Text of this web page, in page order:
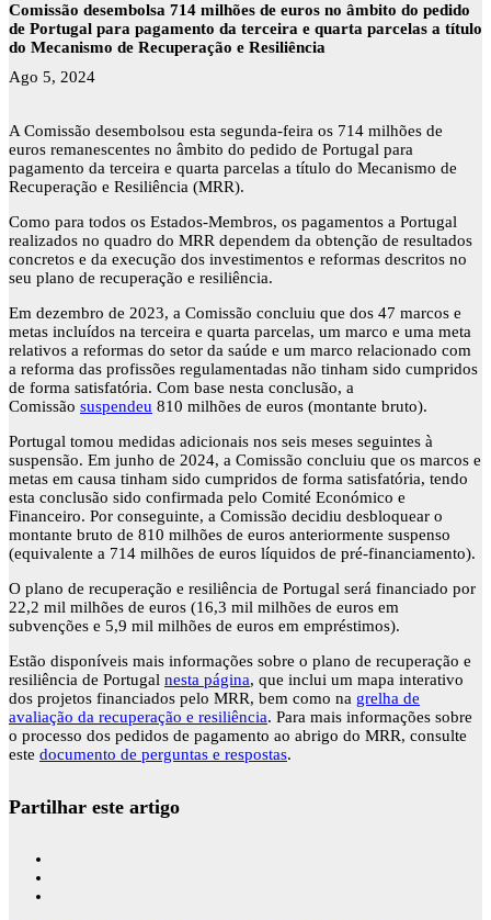
Comissão desembolsa 714 milhões de euros no âmbito do pedido
de Portugal para pagamento da terceira e quarta parcelas a título
do Mecanismo de Recuperação e Resiliência
Ago 5, 2024
A Comissão desembolsou esta segunda-feira os 714 milhões de
euros remanescentes no âmbito do pedido de Portugal para
pagamento da terceira e quarta parcelas a título do Mecanismo de
Recuperação e Resiliência (MRR).
Como para todos os Estados-Membros, os pagamentos a Portugal
realizados no quadro do MRR dependem da obtenção de resultados
concretos e da execução dos investimentos e reformas descritos no
seu plano de recuperação e resiliência.
Em dezembro de 2023, a Comissão concluiu que dos 47 marcos e
metas incluídos na terceira e quarta parcelas, um marco e uma meta
relativos a reformas do setor da saúde e um marco relacionado com
a reforma das profissões regulamentadas não tinham sido cumpridos
de forma satisfatória. Com base nesta conclusão, a
Comissão suspendeu 810 milhões de euros (montante bruto).
Portugal tomou medidas adicionais nos seis meses seguintes à
suspensão. Em junho de 2024, a Comissão concluiu que os marcos e
metas em causa tinham sido cumpridos de forma satisfatória, tendo
esta conclusão sido confirmada pelo Comité Económico e
Financeiro. Por conseguinte, a Comissão decidiu desbloquear o
montante bruto de 810 milhões de euros anteriormente suspenso
(equivalente a 714 milhões de euros líquidos de pré-financiamento).
O plano de recuperação e resiliência de Portugal será financiado por
22,2 mil milhões de euros (16,3 mil milhões de euros em
subvenções e 5,9 mil milhões de euros em empréstimos).
Estão disponíveis mais informações sobre o plano de recuperação e
resiliência de Portugal nesta página, que inclui um mapa interativo
dos projetos financiados pelo MRR, bem como na grelha de
avaliação da recuperação e resiliência. Para mais informações sobre
o processo dos pedidos de pagamento ao abrigo do MRR, consulte
este documento de perguntas e respostas.
Partilhar este artigo